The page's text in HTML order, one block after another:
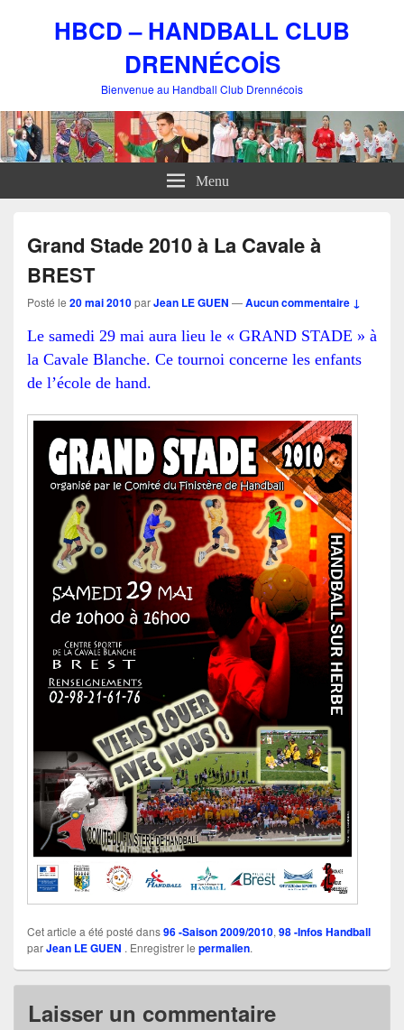
HBCD – HANDBALL CLUB
DRENNÉCOİS
Bienvenue au Handball Club Drennécois
Menu
Grand Stade 2010 à La Cavale à
BREST
Posté le 20 mai 2010parJean LE GUEN —Aucun commentaire ↓
Le samedi 29 mai aura lieu le « GRAND STADE » à
la Cavale Blanche. Ce tournoi concerne les enfants
de l’école de hand.
Cet article a été posté dans96 -Saison 2009/2010, 98 -Infos Handball
parJean LE GUEN . Enregistrer le permalien.
Laisser un commentaire